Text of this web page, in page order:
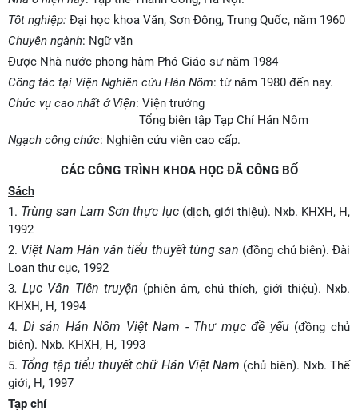
Tôt nghiệp: Đại học khoa Văn, Sơn Đông, Trung Quốc, năm 1960
Chuyên ngành: Ngữ văn
Được Nhà nước phong hàm Phó Giáo sư năm 1984
Công tác tại Viện Nghiên cứu Hán Nôm: từ năm 1980 đến nay.
Chức vụ cao nhất ở Viện: Viện trưởng
Tổng biên tập Tạp Chí Hán Nôm
Ngạch công chức: Nghiên cứu viên cao cấp.
CÁC CÔNG TRÌNH KHOA HỌC ĐÃ CÔNG BỐ
Sách
1. Trùng san Lam Sơn thực lục(dịch, giới thiệu). Nxb. KHXH, H,
1992
2. Việt Nam Hán văn tiểu thuyết tùng san (đồng chủ biên). Đài
Loan thư cục, 1992
3. Lục Vân Tiên truyện (phiên âm, chú thích, giới thiệu). Nxb.
KHXH, H, 1994
4. Di sản Hán Nôm Việt Nam - Thư mục đề yếu(đồng chủ
biên). Nxb. KHXH, H, 1993
5. Tổng tập tiểu thuyết chữ Hán Việt Nam (chủ biên). Nxb. Thế
giới, H, 1997
Tạp chí